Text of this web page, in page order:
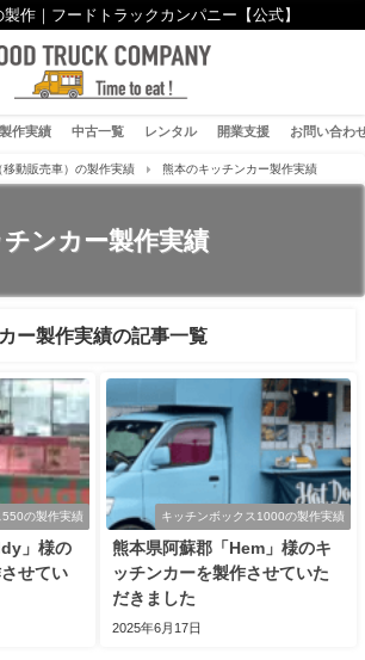
作｜フードトラックカンパニー【公式】
製作実績 中古一覧 レンタル 開業支援 お問い合わ
移動販売車）の製作実績 熊本のキッチンカー製作実績
ンカー製作実績
ー製作実績の記事一覧
550の製作実績
」様の
せてい
キッチンボックス1000の製作実績
熊本県阿蘇郡「Hem」様のキ
ッチンカーを製作させていた
だきました
2025年6月17日